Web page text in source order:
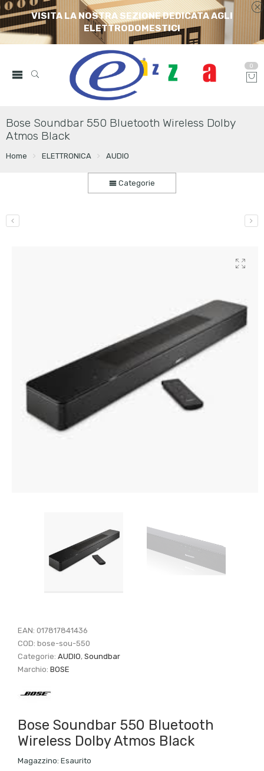
VISITA LA NOSTRA SEZIONE DEDICATA AGLI
ELETTRODOMESTICI
0
Bose Soundbar 550 Bluetooth Wireless Dolby
Atmos Black
Home ELETTRONICA AUDIO
Categorie
EAN:017817841436
COD:bose-sou-550
Categorie:AUDIO,Soundbar
Marchio:BOSE
Bose Soundbar 550 Bluetooth
Wireless Dolby Atmos Black
Magazzino: Esaurito